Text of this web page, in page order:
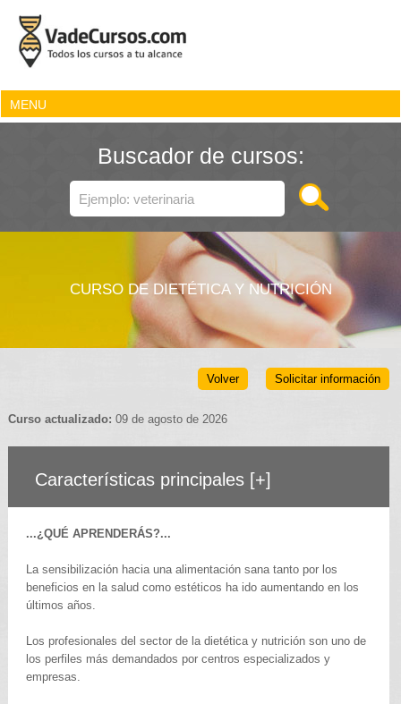
MENU
Buscador de cursos:
CURSO DE DIETÉTICA Y NUTRICIÓN
Solicitar información
Volver
Curso actualizado: 09 de agosto de 2026
Características principales [+]
...¿QUÉ APRENDERÁS?...
La sensibilización hacia una alimentación sana tanto por los
beneficios en la salud como estéticos ha ido aumentando en los
últimos años.
Los profesionales del sector de la dietética y nutrición son uno de
los perfiles más demandados por centros especializados y
empresas.